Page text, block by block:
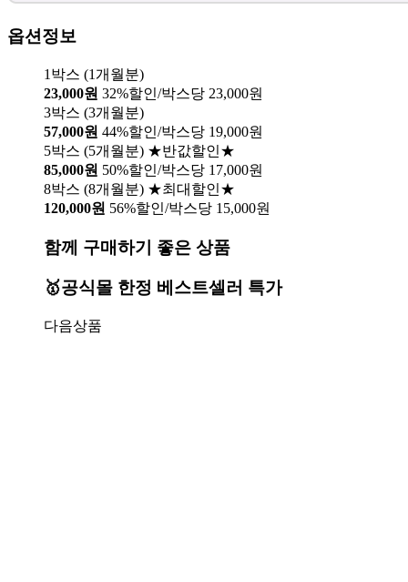
옵션정보
1박스 (1개월분)
23,000원 32%할인/박스당 23,000원
3박스 (3개월분)
57,000원 44%할인/박스당 19,000원
5박스 (5개월분) ★반값할인★
85,000원 50%할인/박스당 17,000원
8박스 (8개월분) ★최대할인★
120,000원 56%할인/박스당 15,000원
함께 구매하기 좋은 상품
🥇공식몰 한정 베스트셀러 특가
다음상품